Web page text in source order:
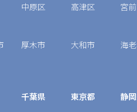
中原区 高津区 宮
厚木市 大和市 海
千葉県 東京都 静